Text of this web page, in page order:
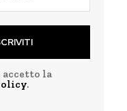
accetto la
.